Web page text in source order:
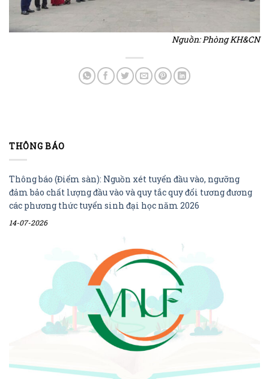
Nguồn: Phòng KH&CN
THÔNG BÁO
Thông báo (Điểm sàn): Nguồn xét tuyển đầu vào, ngưỡng
đảm bảo chất lượng đầu vào và quy tắc quy đổi tương đương
các phương thức tuyển sinh đại học năm 2026
14-07-2026